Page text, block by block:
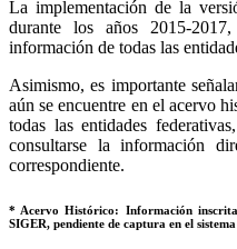
La implementación de la
durante los años 2015-
información de todas las
Asimismo, es importante
aún se encuentre en el acervo
todas las entidades
consultarse la información
correspondiente.
* Acervo Histórico: Información
SIGER, pendiente de captura en el